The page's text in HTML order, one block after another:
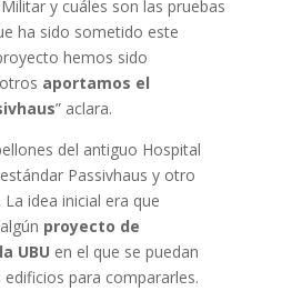
y cuáles son las pruebas
ha sido sometido este
hemos sido
aportamos el
” aclara.
del antiguo Hospital
Passivhaus y otro
idea inicial era que
proyecto de
UBU en el que se puedan
para compararles.